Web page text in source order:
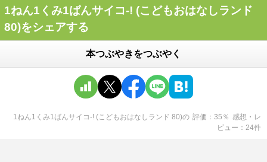
1ねん1くみ1ばんサイコ-! (こどもおはなしランド
80)をシェアする
本つぶやきをつぶやく
1ねん1くみ1ばんサイコ-! (こどもおはなしランド 80)の 評価 35 ％ 感想・レ
ビュー
24件